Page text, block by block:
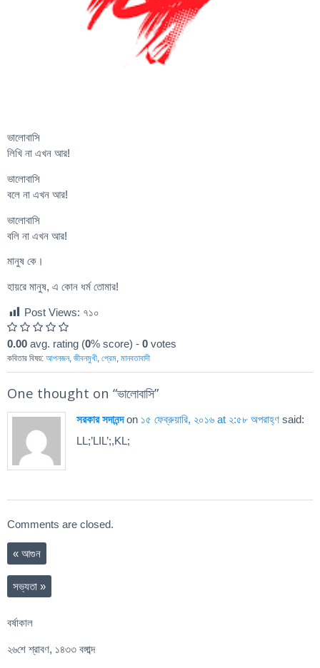
ভালোবাসি
লিখি না এখন আর!
ভালোবাসি
বলে না এখন আর!
ভালোবাসি
বলি না এখন আর!
মানুষ কে।
হায়রে মানুষ, এ কোন ধর্ম তোমার!
Post Views: ৭১০
0.00 avg. rating (0% score) - 0 votes
কবিতার বিষয়: আপনজন, জীবনমুখী, প্রেম, মানবতাবাদী
One thought on “ভালোবাসি”
সরকার সদানন্দon ১৫ ফেব্রুয়ারি, ২০১৬ at ২:৫৮ অপরাহ্ণ said:
LL;’LIL’;,KL;
Comments are closed.
« আগুন
সভ্যতা »
বর্ষাকাল
২৬শে শ্রাবণ, ১৪৩৩ বঙ্গাব্দ